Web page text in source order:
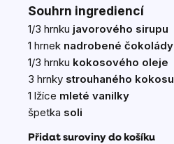
Souhrn ingrediencí
1/3 hrnku javorového sirupu
1 hrnek nadrobené čokolády
1/3 hrnku kokosového oleje
3 hrnky strouhaného kokosu
1 lžíce mleté vanilky
špetka soli
Přidat suroviny do košíku